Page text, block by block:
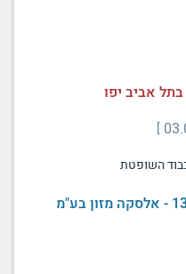
אביב יפו
השופטת
ת"א (תל-אביב-יפו) 13442-10-18 - אלסקה מזון בע"מ